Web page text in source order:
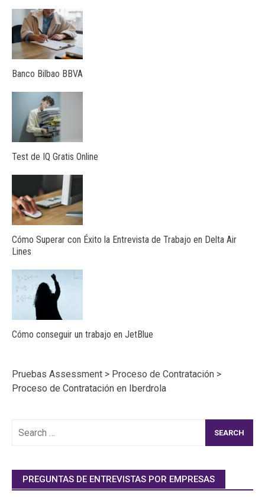
Banco Bilbao BBVA
Test de IQ Gratis Online
Cómo Superar con Éxito la Entrevista de Trabajo en Delta Air
Lines
Cómo conseguir un trabajo en JetBlue
Pruebas Assessment > Proceso de Contratación >
Proceso de Contratación en Iberdrola
for:
PREGUNTAS DE ENTREVISTAS POR EMPRESAS